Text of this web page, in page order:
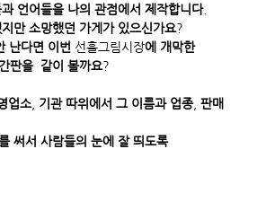
과 언어들을 나의 관점에서 제작합니다.
만 소망했던 가게가 있으신가요?
난다면 이번 선흘그림시장에 개막한
간판을 같이 볼까요?
업소, 기관 따위에서 그 이름과 업종, 판매
써서 사람들의 눈에 잘 띄도록